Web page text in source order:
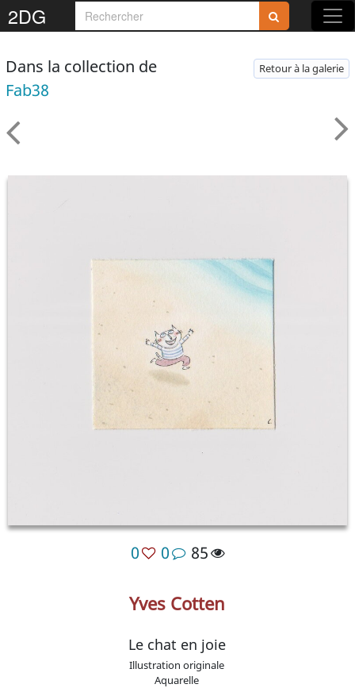
2DG
Dans la collection de
Fab38
Retour à la galerie
0 0 85
Yves Cotten
Le chat en joie
Illustration originale
Aquarelle